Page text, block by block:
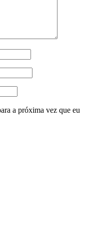
a próxima vez que eu